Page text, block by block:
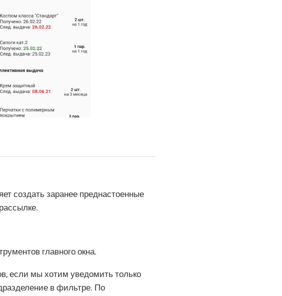
создать заранее преднастоенные
главного окна.
если мы хотим уведомить только
в фильтре. По